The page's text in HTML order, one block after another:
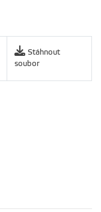
Stáhnout
soubor